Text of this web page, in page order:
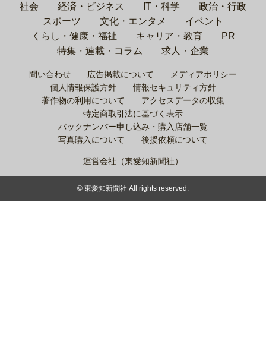
社会 経済・ビジネス IT・科学
政治・行政
スポーツ
文化・エンタメ
イベント
くらし・健康・福祉
キャリア・教育
PR
特集・連載・コラム
求人・企業
問い合わせ 広告掲載について
メディアポリシー
個人情報保護方針
情報セキュリティ方針
著作物の利用について
アクセスデータの収集
特定商取引法に基づく表示
バックナンバー申し込み・購入店舗一覧
写真購入について
後援依頼について
運営会社（東愛知新聞社）
© 東愛知新聞社 All rights reserved.